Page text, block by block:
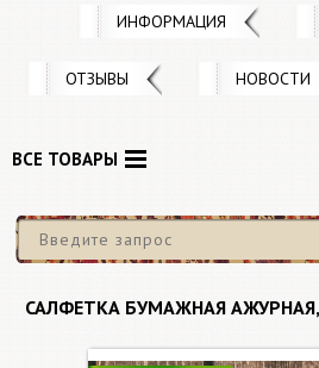
ИНФОРМАЦИЯ
ОТЗЫВЫ НОВОСТИ
ВСЕ ТОВАРЫ
САЛФЕТКА БУМАЖНАЯ